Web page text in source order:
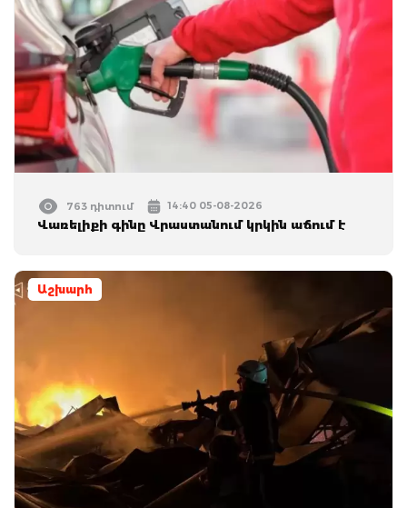
763 դիտում 14:40 05-08-2026
Վառելիքի գինը Վրաստանում կրկին աճում է
Աշխարհ